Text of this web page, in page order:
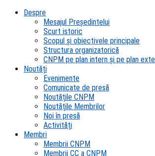
Despre
Mesajul Președintelui
Scurt istoric
Scopul şi obiectivele principale
Structura organizatorică
CNPM pe plan intern şi pe plan
Noutăți
Evenimente
Comunicate de presă
Noutățile CNPM
Noutățile Membrilor
Noi în presă
Activități
Membri
Membrii CNPM
Membrii CC a CNPM